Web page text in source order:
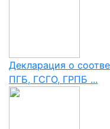
Декларация о
ПГБ, ГСГО, ГРПБ ...